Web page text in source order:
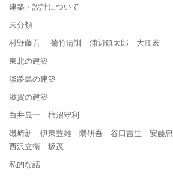
建築・設計について
未分類
村野藤吾 菊竹清訓 浦辺鎮太郎 大江宏
東北の建築
淡路島の建築
滋賀の建築
白井晟一 柿沼守利
磯崎新 伊東豊雄 隈研吾 谷口吉生 安藤
西沢立衛 坂茂
私的な話